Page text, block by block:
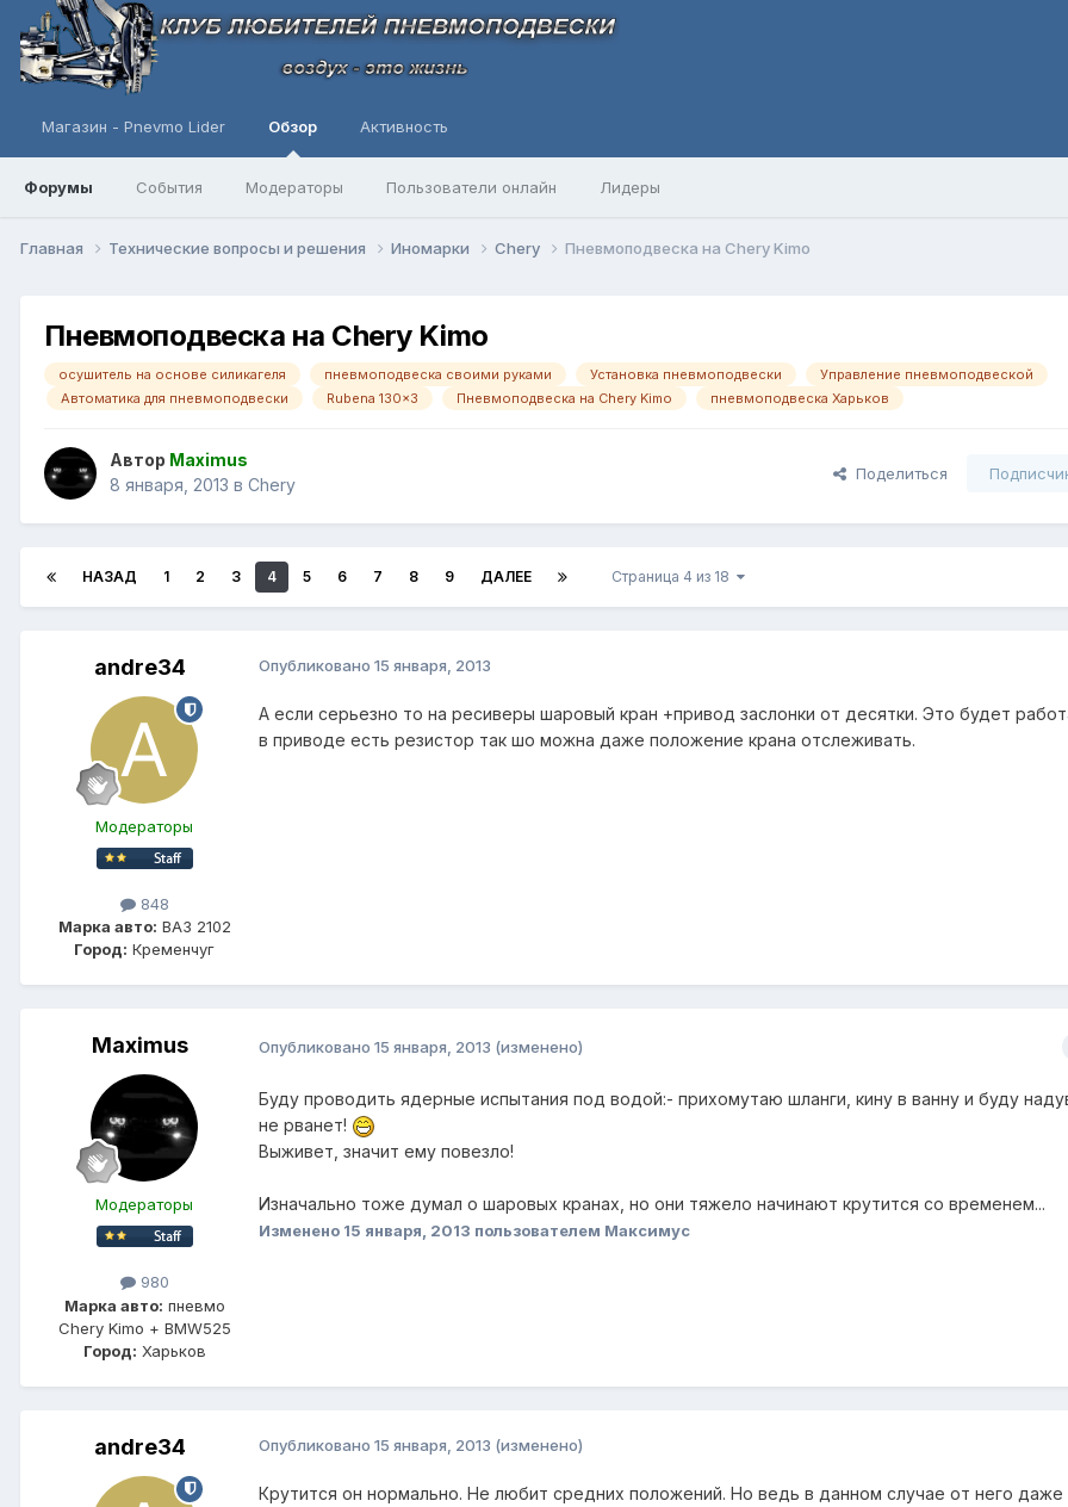
Магазин - Pnevmo Lider Обзор
Форумы События Модераторы Пользователи онлайн Лидеры
Активность
Главная Технические вопросы и решения Иномарки Chery Пневмоподвеска на Chery Kimo
Пневмоподвеска на Chery Kimo
осушитель на основе силикагеля пневмоподвеска своими руками Установка пневмоподвески
Управление пневмоподвеской
Автоматика для пневмоподвески
Rubena 130x3 Пневмоподвеска на Chery Kimo пневмоподвеска Харьков
Автор Maximus
8 января, 2013 в Chery
Поделиться
НАЗАД 1 2 3 4 5 6 7 8 9 ДАЛЕЕ Страница 4 из 18
andre34
Модераторы
848
Марка авто: ВАЗ 2102
Город: Кременчуг
Опубликовано 15 января, 2013
А если серьезно то на ресиверы шаровый кран +привод заслонки от десятки. Это будет
в приводе есть резистор так шо можна даже положение крана отслеживать.
Maximus
Модераторы
980
Марка авто: пневмо
Chery Kimo + BMW525
Город: Харьков
Опубликовано 15 января, 2013 (изменено)
Буду проводить ядерные испытания под водой:- прихомутаю шланги, кину в ванну и буду
не рванет!
Выживет, значит ему повезло!
Изначально тоже думал о шаровых кранах, но они тяжело начинают крутится со временем...
Изменено 15 января, 2013 пользователем Максимус
andre34 Опубликовано 15 января, 2013 (изменено)
Крутится он нормально. Не любит средних положений. Но ведь в данном случае от него даже